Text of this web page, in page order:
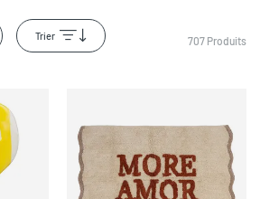
Trier 707 Produits